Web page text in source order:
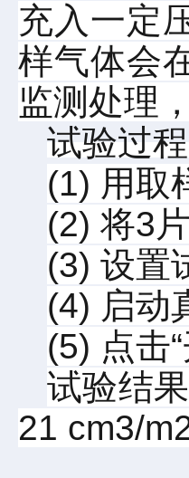
充入一定
样气体会
监测处理
试验过
(1) 用取
(2) 将3
(3) 设置
(4) 启动
(5) 点击
试验结
21 cm3/